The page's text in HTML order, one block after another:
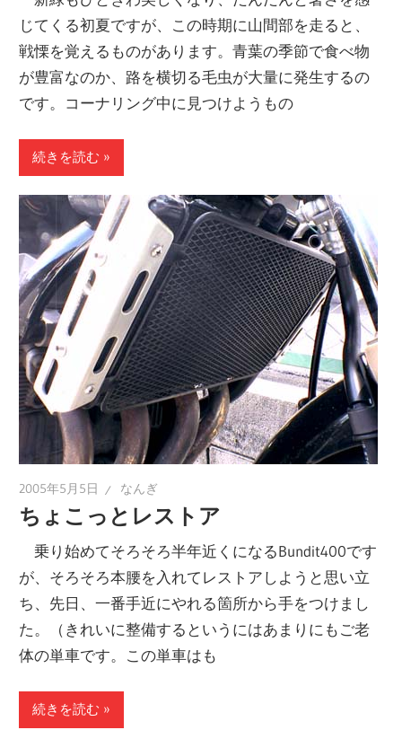
じてくる初夏ですが、この時期に山間部を走ると、
戦慄を覚えるものがあります。青葉の季節で食べ物
が豊富なのか、路を横切る毛虫が大量に発生するの
です。コーナリング中に見つけようもの
続きを読む
2005年5月5日 なんぎ
ちょこっとレストア
乗り始めてそろそろ半年近くになるBundit400です
が、そろそろ本腰を入れてレストアしようと思い立
ち、先日、一番手近にやれる箇所から手をつけまし
た。（きれいに整備するというにはあまりにもご老
体の単車です。この単車はも
続きを読む